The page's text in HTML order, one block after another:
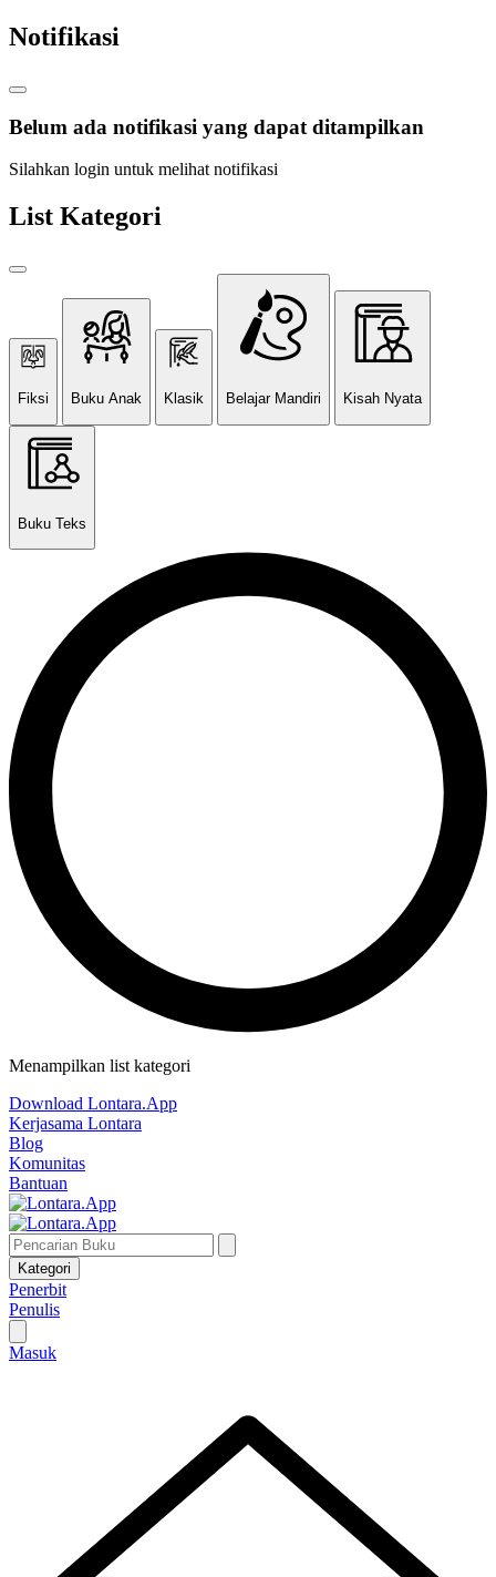
Notifikasi
Belum ada notifikasi yang dapat ditampilkan
Silahkan login untuk melihat notifikasi
List Kategori
Fiksi Buku Anak Klasik Belajar Mandiri Kisah Nyata
Buku Teks
Menampilkan list kategori
Download Lontara.App
Kerjasama Lontara
Blog
Komunitas
Bantuan
Kategori
Penerbit
Penulis
Masuk